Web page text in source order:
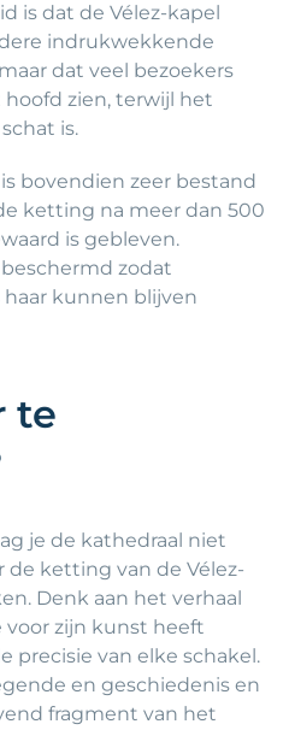
is dat de Vélez-kapel
indrukwekkende
dat veel bezoekers
zien, terwijl het
is.
bovendien zeer bestand
ketting na meer dan 500
is gebleven.
zodat
kunnen blijven
te
je de kathedraal niet
de ketting van de Vélez-
Denk aan het verhaal
zijn kunst heeft
precisie van elke schakel.
en geschiedenis en
fragment van het